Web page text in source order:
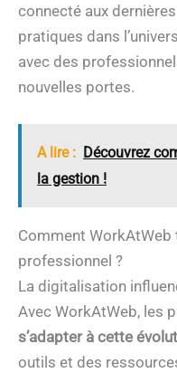
connecté aux
pratiques dans
avec des
nouvelles portes.
A lire : Découvrez
la gestion !
Comment
professionnel ?
La digitalisation
Avec WorkAtWeb, les
s’adapter à cette
outils et des